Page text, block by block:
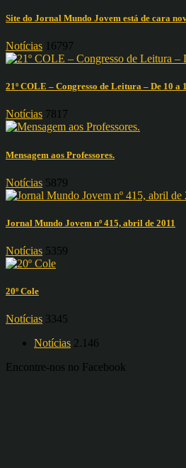
Site do Jornal Mundo Jovem está de cara
Notícias 16797
21º COLE – Congresso de Leitura – De 10 a
Notícias 7817
Mensagem aos Professores.
Notícias 5879
Jornal Mundo Jovem nº 415, abril de 2011
Notícias 5359
20º Cole
Notícias 3345
Notícias 2.146
Encontre-nos no Facebook